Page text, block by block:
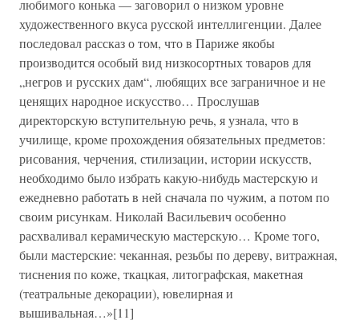
любимого конька — заговорил о низком уровне
художественного вкуса русской интеллигенции. Далее
последовал рассказ о том, что в Париже якобы
производится особый вид низкосортных товаров для
„негров и русских дам“, любящих все заграничное и не
ценящих народное искусство… Прослушав
директорскую вступительную речь, я узнала, что в
училище, кроме прохождения обязательных предметов:
рисования, черчения, стилизации, истории искусств,
необходимо было избрать какую-нибудь мастерскую и
ежедневно работать в ней сначала по чужим, а потом по
своим рисункам. Николай Васильевич особенно
расхваливал керамическую мастерскую… Кроме того,
были мастерские: чеканная, резьбы по дереву, витражная,
тиснения по коже, ткацкая, литографская, макетная
(театральные декорации), ювелирная и
вышивальная…»[11]